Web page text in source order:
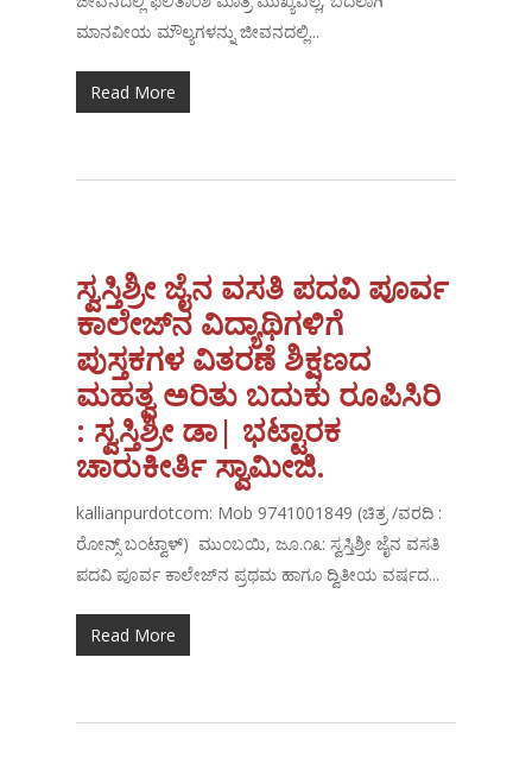
ಮಾನವೀಯ ಮೌಲ್ಯಗಳನ್ನು ಜೀವನದಲ್ಲಿ...
Read More
ಸ್ವಸ್ತಿಶ್ರೀ ಜೈನ ವಸತಿ ಪದವಿ ಪೂರ್ವ
ಕಾಲೇಜ್‌ನ ವಿದ್ಯಾಥಿಗಳಿಗೆ
ಪುಸ್ತಕಗಳ ವಿತರಣೆ ಶಿಕ್ಷಣದ
ಮಹತ್ವ ಅರಿತು ಬದುಕು ರೂಪಿಸಿರಿ
: ಸ್ವಸ್ತಿಶ್ರೀ ಡಾ| ಭಟ್ಟಾರಕ
ಚಾರುಕೀರ್ತಿ ಸ್ವಾಮೀಜಿ.
kallianpurdotcom: Mob 9741001849 (ಚಿತ್ರ /ವರದಿ :
ರೋನ್ಸ್ ಬಂಟ್ವಾಳ್) ಮುಂಬಯಿ, ಜೂ.೧೩: ಸ್ವಸ್ತಿಶ್ರೀ ಜೈನ ವಸತಿ
ಪದವಿ ಪೂರ್ವ ಕಾಲೇಜ್‌ನ ಪ್ರಥಮ ಹಾಗೂ ದ್ವಿತೀಯ ವರ್ಷದ...
Read More